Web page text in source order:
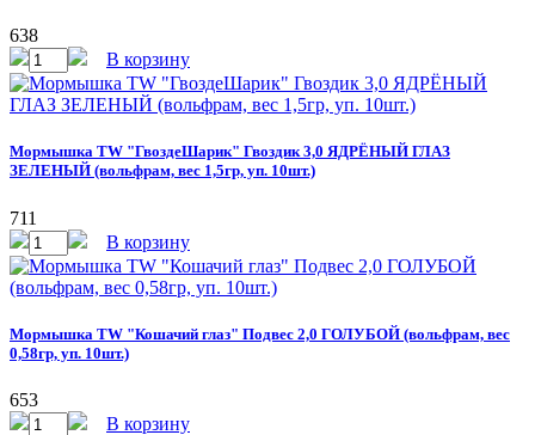
638
В корзину
Мормышка TW "ГвоздеШарик" Гвоздик 3,0 ЯДРЁНЫЙ ГЛАЗ
ЗЕЛЕНЫЙ (вольфрам, вес 1,5гр, уп. 10шт.)
711
В корзину
Мормышка TW "Кошачий глаз" Подвес 2,0 ГОЛУБОЙ (вольфрам, вес
0,58гр, уп. 10шт.)
653
В корзину